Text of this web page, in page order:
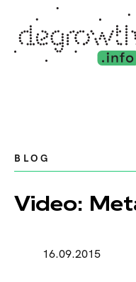
BLOG
Video:
16.09.2015